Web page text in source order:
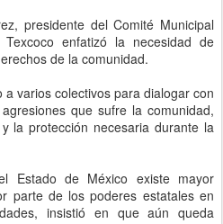
presidente del Comité Municipal
enfatizó la necesidad de
de la comunidad.
varios colectivos para dialogar con
que sufre la comunidad,
la protección necesaria durante la
Estado de México existe mayor
parte de los poderes estatales en
insistió en que aún queda